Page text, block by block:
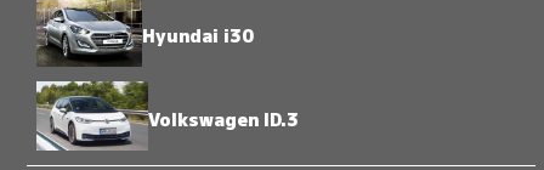
Hyundai i30
Volkswagen ID.3